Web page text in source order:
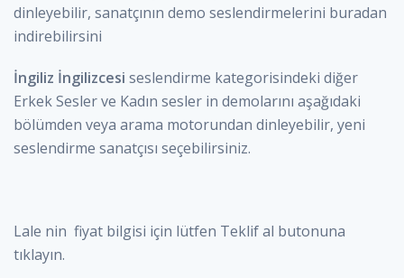
dinleyebilir, sanatçının demo seslendirmelerini buradan
indirebilirsini
İngiliz İngilizcesi seslendirme kategorisindeki diğer
Erkek Sesler ve Kadın sesler in demolarını aşağıdaki
bölümden veya arama motorundan dinleyebilir, yeni
seslendirme sanatçısı seçebilirsiniz.
Lale nin fiyat bilgisi için lütfen Teklif al butonuna
tıklayın.